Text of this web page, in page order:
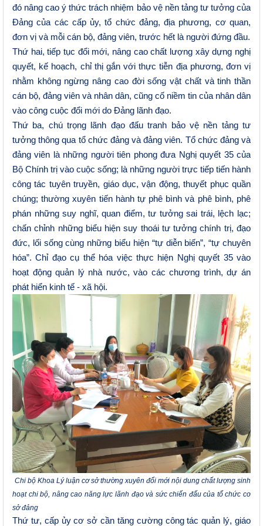
đó nâng cao ý thức trách nhiệm bảo vệ nền tảng tư tưởng của
Đảng của các cấp ủy, tổ chức đảng, địa phương, cơ quan,
đơn vị và mỗi cán bộ, đảng viên, trước hết là người đứng đầu.
Thứ hai, tiếp tục đổi mới, nâng cao chất lượng xây dựng nghị
quyết, kế hoạch, chỉ thị gắn với thực tiễn địa phương, đơn vị
nhằm không ngừng nâng cao đời sống vật chất và tinh thần
cán bộ, đảng viên và nhân dân, cũng cố niềm tin của nhân dân
vào công cuộc đổi mới do Đảng lãnh đạo.
Thứ ba, chú trọng lãnh đạo đấu tranh bảo vệ nền tảng tư
tưởng thông qua tổ chức đảng và đảng viên. Tổ chức đảng và
đảng viên là những người tiên phong đưa Nghị quyết 35 của
Bộ Chính trị vào cuộc sống; là những người trực tiếp tiến hành
công tác tuyên truyền, giáo dục, vận động, thuyết phục quần
chúng; thường xuyên tiến hành tự phê bình và phê bình, phê
phán những suy nghĩ, quan điểm, tư tưởng sai trái, lệch lạc;
chấn chỉnh những biểu hiện suy thoái tư tưởng chính trị, đạo
đức, lối sống cùng những biểu hiện “tự diễn biến”, “tự chuyên
hóa”. Chỉ đạo cụ thể hóa việc thực hiện Nghị quyết 35 vào
hoạt động quản lý nhà nước, vào các chương trình, dự án
phát hiển kinh tế - xã hội.
Chi bộ Khoa Lý luận cơ sở thường xuyên đổi mới nội dung chất lượng sinh
hoạt chi bộ, nâng cao năng lực lãnh đạo và sức chiến đấu của tổ chức cơ
sở đảng
Thứ tư, cấp ủy cơ sở cần tăng cường công tác quản lý, giáo